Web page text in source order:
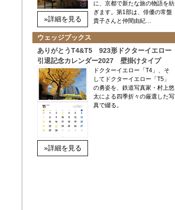
»詳細を見る
に、京都で新たな旅の物語を紡
ぎます。第1部は、俳優の常盤
貴子さんと仲間由紀…
ウェッジブックス
ありがとうT4&T5 923形ドクターイエロー
引退記念カレンダー2027 壁掛けタイプ
»詳細を見る
ドクターイエロー「T4」、そ
してドクターイエロー「T5」
の勇姿を、鉄道写真家・村上悠
太による四季折々の厳選した写
真で綴る。